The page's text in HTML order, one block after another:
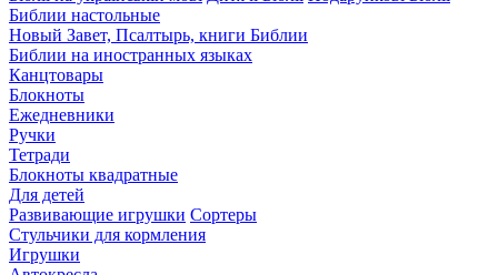
Библии настольные
Новый Завет, Псалтырь, книги Библии
Библии на иностранных языках
Канцтовары
Блокноты
Ежедневники
Ручки
Тетради
Блокноты квадратные
Для детей
Развивающие игрушки Сортеры
Стульчики для кормления
Игрушки